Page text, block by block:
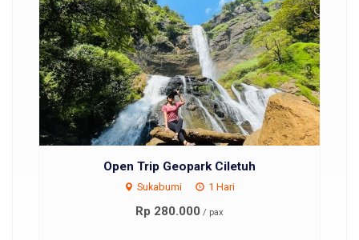
Open Trip Geopark Ciletuh
Sukabumi 1 Hari
Rp 280.000 / pax